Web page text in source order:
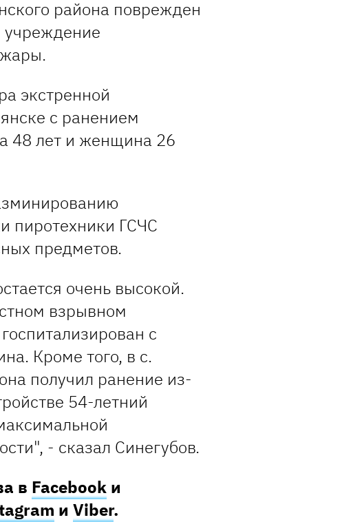
района поврежден
учреждение
экстренной
с ранением
48 лет и женщина 26
пиротехники ГСЧС
предметов.
очень высокой.
взрывном
с
Кроме того, в с.
получил ранение из-
54-летний
- сказал Синегубов.
в Facebook и
и Viber.